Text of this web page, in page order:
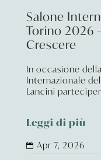
Salone
Torino 2026
Crescere
In occasione
Internazionale
Lancini
Leggi di più
 Apr 7, 2026